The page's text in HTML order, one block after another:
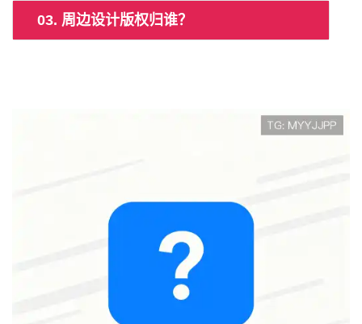
03. 周边设计版权归谁？